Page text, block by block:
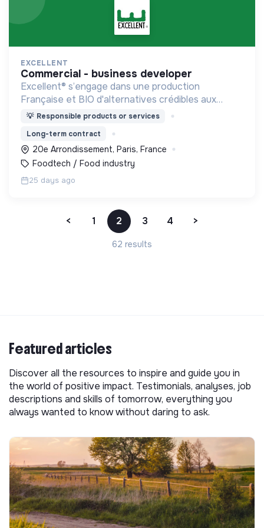
EXCELLENT
commercial - business developer
Excellent® s’engage dans une production
Française et BIO d'alternatives crédibles aux
protéines animales pour accompagner les
le végétal.
💡 Responsible products or services
Long-term contract
20e Arrondissement, Paris, France
Foodtech / Food industry
25 days ago
< 1 2 3 4 >
62 results
Featured articles
Discover all the resources to inspire and guide you in
the world of positive impact. Testimonials, analyses, job
descriptions and skills of tomorrow, everything you
always wanted to know without daring to ask.